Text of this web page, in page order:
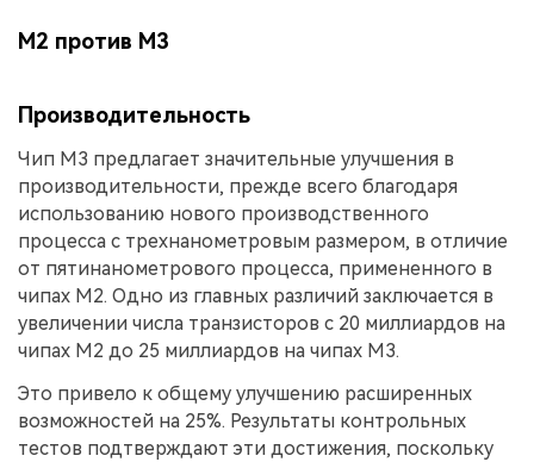
M2 против M3
Производительность
Чип M3 предлагает значительные улучшения в
производительности, прежде всего благодаря
использованию нового производственного
процесса с трехнанометровым размером, в отличие
от пятинанометрового процесса, примененного в
чипах M2. Одно из главных различий заключается в
увеличении числа транзисторов с 20 миллиардов на
чипах M2 до 25 миллиардов на чипах M3.
Это привело к общему улучшению расширенных
возможностей на 25%. Результаты контрольных
тестов подтверждают эти достижения, поскольку